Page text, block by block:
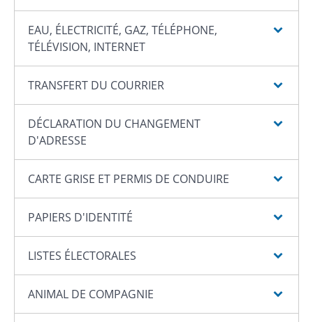
EAU, ÉLECTRICITÉ, GAZ, TÉLÉPHONE,
TÉLÉVISION, INTERNET
TRANSFERT DU COURRIER
DÉCLARATION DU CHANGEMENT
D'ADRESSE
CARTE GRISE ET PERMIS DE CONDUIRE
PAPIERS D'IDENTITÉ
LISTES ÉLECTORALES
ANIMAL DE COMPAGNIE